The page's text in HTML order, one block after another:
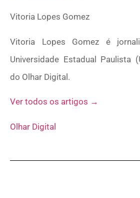
Vitoria Lopes Gomez
Vitoria Lopes Gomez é
Universidade Estadual Paulista
do Olhar Digital.
Ver todos os artigos →
Olhar Digital